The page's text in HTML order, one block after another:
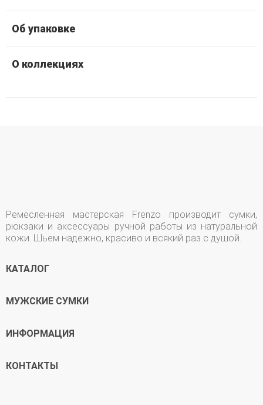
Об упаковке
О коллекциях
Ремесленная мастерская Frenzo производит сумки,
рюкзаки и аксессуары ручной работы из натуральной
кожи. Шьем надежно, красиво и всякий раз с душой.
КАТАЛОГ
МУЖСКИЕ СУМКИ
ИНФОРМАЦИЯ
КОНТАКТЫ